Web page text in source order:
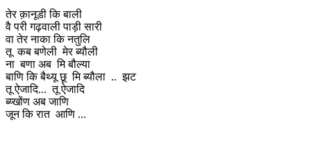
तेर क़ानूडी कि बाली
वै परी गढ़वाली पाड़ी सारी
वा तेर नाका कि नतुलि
तू कब बणेली मेर ब्यौली
ना बणा अब मि बौल्या
बाणि कि बैथ्यू छू मि ब्यौला .. झट
तू ऐजादि... तू ऐजादि
ब्य्खोंण अब जाणि
जून कि रात आणि ...